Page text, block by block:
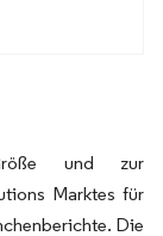
und zur
Marktes für
Die